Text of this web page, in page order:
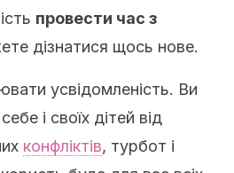
провести час з
дізнатися щось нове.
усвідомленість. Ви
і своїх дітей від
конфліктів, турбот і